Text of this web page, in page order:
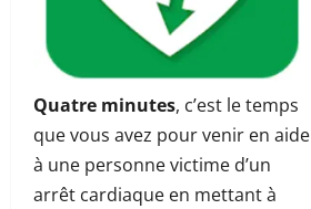
Quatre minutes, c’est le temps
que vous avez pour venir en aide
à une personne victime d’un
arrêt cardiaque en mettant à